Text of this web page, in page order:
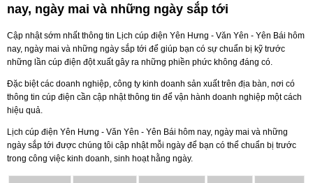
nay, ngày mai và những ngày sắp tới
Cập nhật sớm nhất thông tin Lịch cúp điện Yên Hưng - Văn Yên - Yên Bái hôm
nay, ngày mai và những ngày sắp tới để giúp bạn có sự chuẩn bị kỹ trước
những lần cúp điện đột xuất gây ra những phiền phức không đáng có.
Đặc biệt các doanh nghiệp, công ty kinh doanh sản xuất trên địa bàn, nơi có
thông tin cúp điện cần cập nhật thông tin để vận hành doanh nghiệp một cách
hiệu quả.
Lịch cúp điện Yên Hưng - Văn Yên - Yên Bái hôm nay, ngày mai và những
ngày sắp tới được chúng tôi cập nhật mỗi ngày để bạn có thể chuẩn bị trước
trong công việc kinh doanh, sinh hoạt hằng ngày.